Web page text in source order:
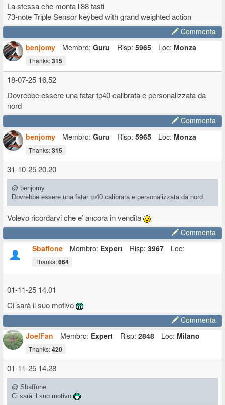
La stessa che monta l’88 tasti
73-note Triple Sensor keybed with grand weighted action
Commenta
benjomy
Membro: Guru Risp: 5965 Loc: Monza
Thanks:315
18-07-25 16.52
Dovrebbe essere una fatar tp40 calibrata e personalizzata da
nord
Commenta
benjomy
Membro: Guru Risp: 5965 Loc: Monza
Thanks:315
31-10-25 20.20
@ benjomy
Dovrebbe essere una fatar tp40 calibrata e personalizzata da nord
Volevo ricordarvi che e’ ancora in vendita
Commenta
Sbaffone
Membro: Expert Risp: 3967 Loc:
Thanks:664
01-11-25 14.01
Ci sarà il suo motivo
Commenta
JoelFan
Membro: Expert Risp: 2848 Loc: Milano
Thanks:420
01-11-25 14.28
@ Sbaffone
Ci sarà il suo motivo